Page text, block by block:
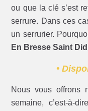
ou que la clé s’est
serrure. Dans ces
un serrurier.
En Bresse Saint
•
Nous vous offrons
semaine, c’est-à-